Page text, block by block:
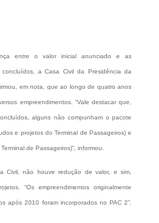
entre o valor inicial anunciado e as
a Casa Civil da Presidência da
em nota, que ao longo de quatro anos
empreendimentos. “Vale destacar que,
alguns não compunham o pacote
e projetos do Terminal de Passageiros) e
de Passageiros)”, informou.
Civil, não houve redução de valor, e sim,
“Os empreendimentos originalmente
após 2010 foram incorporados no PAC 2”,